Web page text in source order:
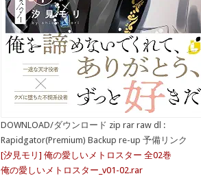
DOWNLOAD/ダウンロード zip rar raw dl :
Rapidgator(Premium) Backup re-up 予備リンク
[汐見モリ] 俺の愛しいメトロスター 全02巻
俺の愛しいメトロスター_v01-02.rar